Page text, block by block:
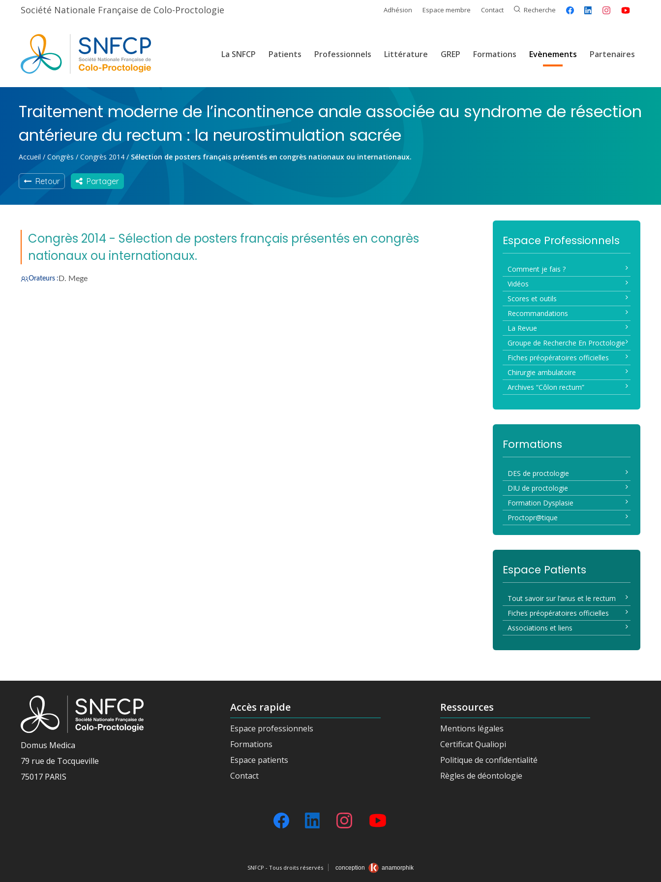
Société Nationale Française de Colo-Proctologie Adhésion Espace membre Contact Recherche
La SNFCP Patients Professionnels Littérature GREP Formations Evènements Partenaires
Traitement moderne de l’incontinence anale associée au syndrome de résection
antérieure du rectum : la neurostimulation sacrée
Accueil / Congrès / Congrès 2014 / Sélection de posters français présentés en congrès nationaux ou internationaux.
Retour Partager
Congrès 2014 - Sélection de posters français présentés en congrès
nationaux ou internationaux.
Orateurs : D. Mege
Espace Professionnels
Comment je fais ?
Vidéos
Scores et outils
Recommandations
La Revue
Groupe de Recherche En Proctologie
Fiches préopératoires officielles
Chirurgie ambulatoire
Archives “Côlon rectum”
Formations
DES de proctologie
DIU de proctologie
Formation Dysplasie
Proctopr@tique
Espace Patients
Tout savoir sur l’anus et le rectum
Fiches préopératoires officielles
Associations et liens
Domus Medica
79 rue de Tocqueville
75017 PARIS
Accès rapide
Espace professionnels
Formations
Espace patients
Contact
Ressources
Mentions légales
Certificat Qualiopi
Politique de confidentialité
Règles de déontologie
SNFCP - Tous droits réservés